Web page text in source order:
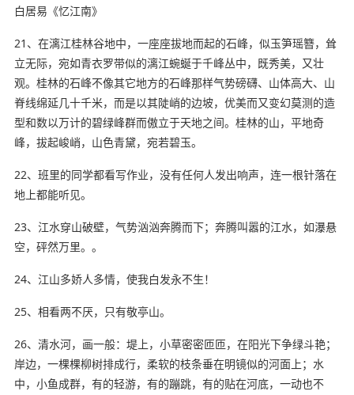
白居易《忆江南》
21、在漓江桂林谷地中，一座座拔地而起的石峰，似玉笋瑶簪，耸
立无际，宛如青衣罗带似的漓江蜿蜒于千峰丛中，既秀美，又壮
观。桂林的石峰不像其它地方的石峰那样气势磅礴、山体高大、山
脊线绵延几十千米，而是以其陡峭的边坡，优美而又变幻莫测的造
型和数以万计的碧绿峰群而傲立于天地之间。桂林的山，平地奇
峰，拔起峻峭，山色青黛，宛若碧玉。
22、班里的同学都看写作业，没有任何人发出响声，连一根针落在
地上都能听见。
23、江水穿山破壁，气势汹汹奔腾而下；奔腾叫嚣的江水，如瀑悬
空，砰然万里。。
24、江山多娇人多情，使我白发永不生！
25、相看两不厌，只有敬亭山。
26、清水河，画一般：堤上，小草密密匝匝，在阳光下争绿斗艳；
岸边，一棵棵柳树排成行，柔软的枝条垂在明镜似的河面上；水
中，小鱼成群，有的轻游，有的蹦跳，有的贴在河底，一动也不